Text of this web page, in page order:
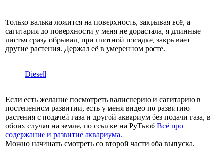
Только валька ложится на поверхность, закрывая всё, а
сагитария до поверхности у меня не дорастала, я длинные
листья сразу обрывал, при плотной посадке, закрывает
другие растения. Держал её в умеренном росте.
Diesell
Если есть желание посмотреть валиснерию и сагитарию в
постепенном развитии, есть у меня видео по развитию
растения с подачей газа и другой аквариум без подачи газа, в
обоих случая на земле, по ссылке на РуТьюб Всё про
содержание и развитие аквариума.
Можно начинать смотреть со второй части оба выпуска.